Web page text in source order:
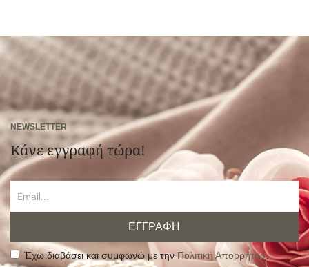
NEWSLETTER
Κάνε εγγραφή τώρα!
ΕΓΓΡΑΦΗ
Έχω διαβάσει και συμφωνώ με τηνΠολιτική Απορρήτου.